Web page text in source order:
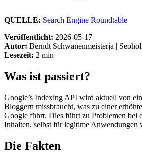
QUELLE: Search Engine Roundtable
Veröffentlicht: 2026-05-17
Autor: Berndt Schwanenmeisterja |
Lesezeit: 2 min
Was ist passiert?
Google’s Indexing API wird aktuell von
Bloggern missbraucht, was zu einer
Google führt. Dies führt zu Problemen bei
Inhalten, selbst für legitime Anwendungen
Die Fakten